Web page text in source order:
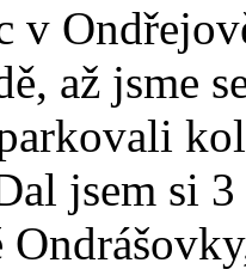
v
až jsme
jsem si